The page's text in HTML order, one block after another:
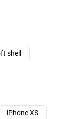
shell
iPhone XS